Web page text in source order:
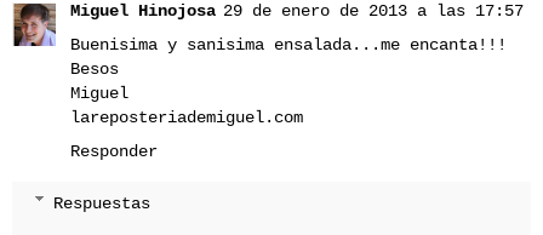
Miguel Hinojosa 29 de enero de 2013 a las 17:57
Buenisima y sanisima ensalada...me encanta!!!
Besos
Miguel
lareposteriademiguel.com
Responder
Respuestas